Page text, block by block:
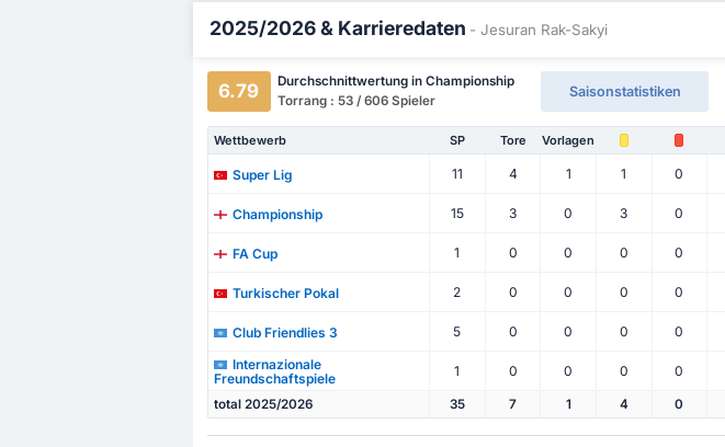
2025/2026 & Karrieredaten - Jesuran Rak-Sakyi
6.79
Durchschnittwertung in Championship
Torrang : 53 / 606 Spieler
Saisonstatistiken
Wettbewerb SP Tore Vorlagen
Super Lig 11 4 1 1 0
Championship 15 3 0 3 0
FA Cup 1 0 0 0 0
Turkischer Pokal 2 0 0 0 0
Club Friendlies 3 5 0 0 0 0
Internazionale
Freundschaftspiele
1 0 0 0 0
total 2025/2026 35 7 1 4 0